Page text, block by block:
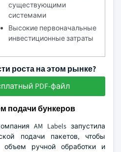
существующими
системами
Высокие первоначальные
инвестиционные затраты
роста на этом рынке?
PDF-файл
подачи бункеров
AM Labels запустила
подачи пакетов, чтобы
ручной обработки и